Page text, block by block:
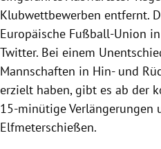
Klubwettbewerben entfernt.
Europäische Fußball-Union
Twitter. Bei einem
Mannschaften in Hin- und
erzielt haben, gibt es ab der
15-minütige Verlängerungen
Elfmeterschießen.